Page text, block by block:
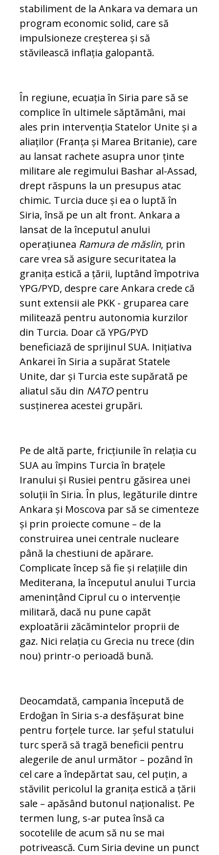
stabiliment de la Ankara va demara un
program economic solid, care să
impulsioneze creșterea și să
stăvilească inflația galopantă.
În regiune, ecuația în Siria pare să se
complice în ultimele săptămâni, mai
ales prin intervenția Statelor Unite și a
aliaților (Franța și Marea Britanie), care
au lansat rachete asupra unor ținte
militare ale regimului Bashar al-Assad,
drept răspuns la un presupus atac
chimic. Turcia duce și ea o luptă în
Siria, însă pe un alt front. Ankara a
lansat de la începutul anului
operațiunea Ramura de măslin, prin
care vrea să asigure securitatea la
granița estică a țării, luptând împotriva
YPG/PYD, despre care Ankara crede că
sunt extensii ale PKK - gruparea care
militează pentru autonomia kurzilor
din Turcia. Doar că YPG/PYD
beneficiază de sprijinul SUA. Inițiativa
Ankarei în Siria a supărat Statele
Unite, dar și Turcia este supărată pe
aliatul său din NATOpentru
susținerea acestei grupări.
Pe de altă parte, fricțiunile în relația cu
SUA au împins Turcia în brațele
Iranului și Rusiei pentru găsirea unei
soluții în Siria. În plus, legăturile dintre
Ankara și Moscova par să se cimenteze
și prin proiecte comune – de la
construirea unei centrale nucleare
până la chestiuni de apărare.
Complicate încep să fie și relațiile din
Mediterana, la începutul anului Turcia
amenințând Ciprul cu o intervenție
militară, dacă nu pune capăt
exploatării zăcămintelor proprii de
gaz. Nici relația cu Grecia nu trece (din
nou) printr-o perioadă bună.
Deocamdată, campania începută de
Erdoğan în Siria s-a desfășurat bine
pentru forțele turce. Iar șeful statului
turc speră să tragă beneficii pentru
alegerile de anul următor – pozând în
cel care a îndepărtat sau, cel puțin, a
stăvilit pericolul la granița estică a țării
sale – apăsând butonul naționalist. Pe
termen lung, s-ar putea însă ca
socotelile de acum să nu se mai
potrivească. Cum Siria devine un punct